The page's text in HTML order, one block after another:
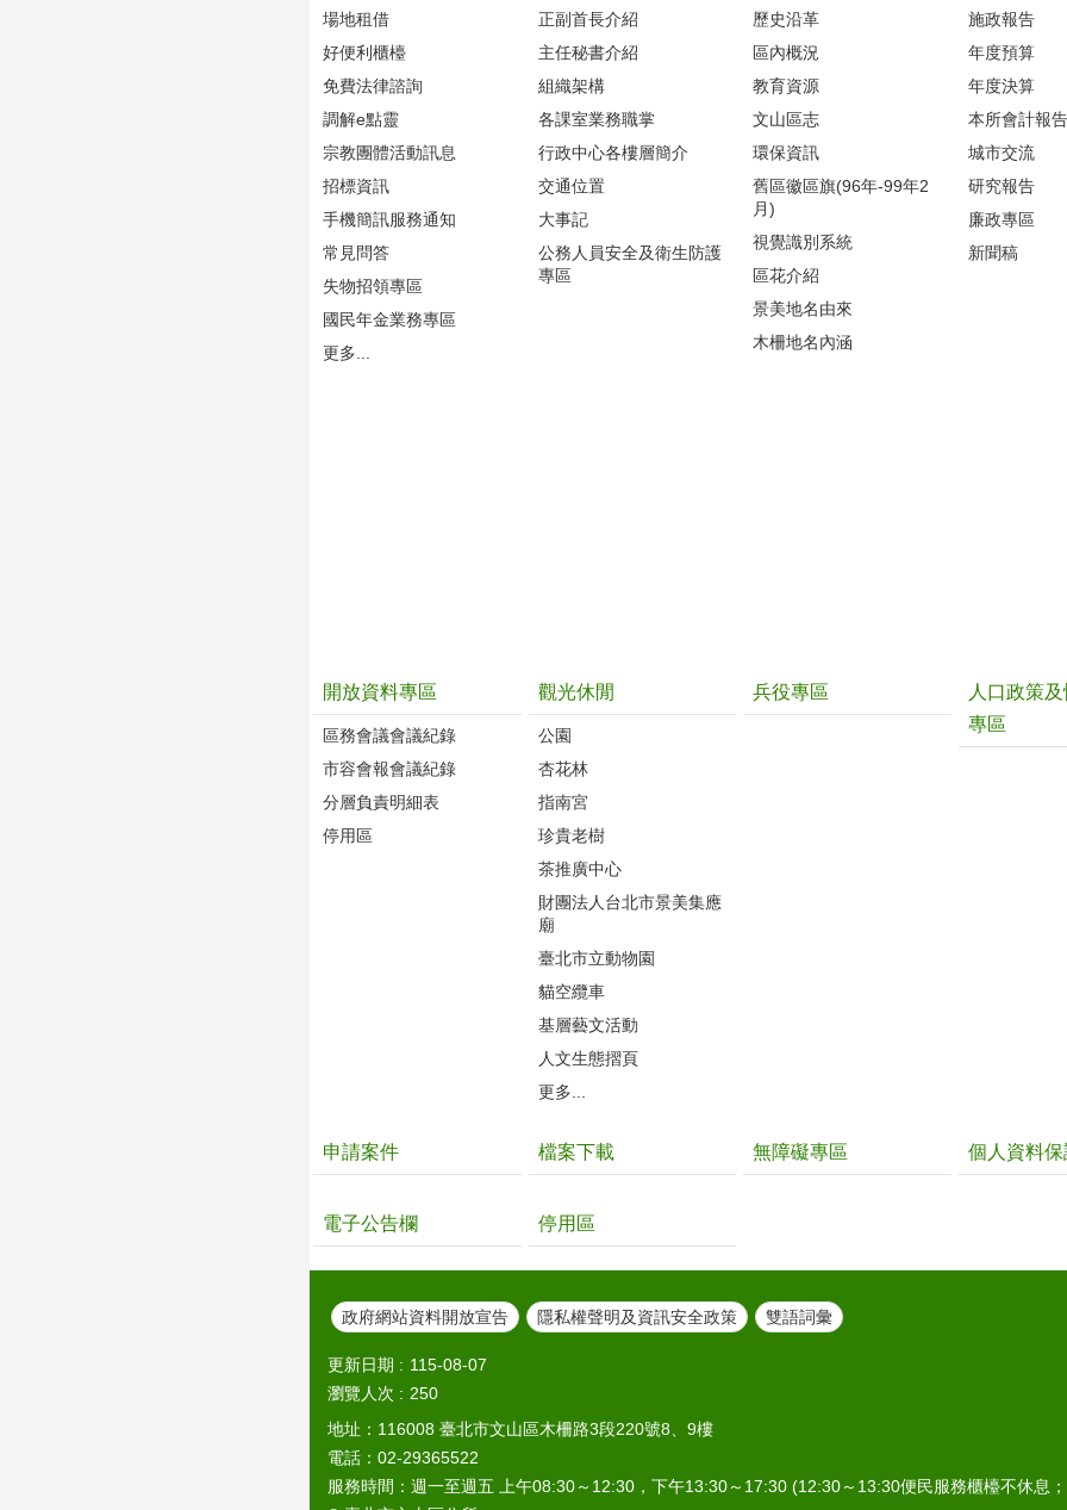
場地租借
好便利櫃檯
免費法律諮詢
調解e點靈
宗教團體活動訊息
招標資訊
手機簡訊服務通知
常見問答
失物招領專區
國民年金業務專區
更多...
正副首長介紹
主任秘書介紹
組織架構
各課室業務職掌
行政中心各樓層簡介
交通位置
大事記
公務人員安全及衛生防護
專區
歷史沿革
區內概況
教育資源
文山區志
環保資訊
舊區徽區旗(96年-99年2
月)
視覺識別系統
區花介紹
景美地名由來
木柵地名內涵
施政報告
年度預算
年度決算
本所會計報告
城市交流
研究報告
廉政專區
新聞稿
開放資料專區
區務會議會議紀錄
市容會報會議紀錄
分層負責明細表
停用區
觀光休閒
公園
杏花林
指南宮
珍貴老樹
茶推廣中心
財團法人台北市景美集應
廟
臺北市立動物園
貓空纜車
基層藝文活動
人文生態摺頁
更多...
兵役專區
人口政策
專區
申請案件 檔案下載 無障礙專區 個人資料保
電子公告欄 停用區
政府網站資料開放宣告 隱私權聲明及資訊安全政策 雙語詞彙
更新日期
115-08-07
瀏覽人次
250
地址：116008 臺北市文山區木柵路3段220號8、9樓
電話：02-29365522
服務時間：週一至週五 上午08:30～12:30，下午13:30～17:30 (12:30～13:30便民服務櫃檯不休息